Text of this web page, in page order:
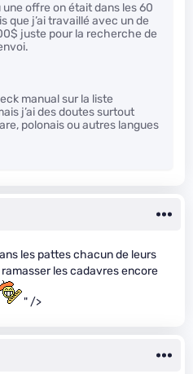
une offre on était dans les 60
que j’ai travaillé avec un de
juste pour la recherche de
manual sur la liste
j’ai des doutes surtout
polonais ou autres langues
les pattes chacun de leurs
ramasser les cadavres encore
" />